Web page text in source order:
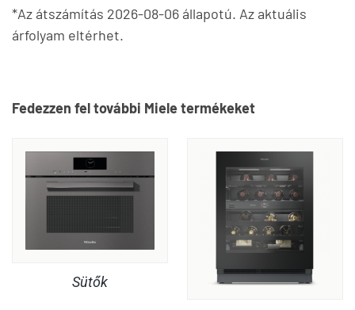
*Az átszámítás 2026-08-06 állapotú. Az aktuális
árfolyam eltérhet.
Fedezzen fel további Miele termékeket
Sütők